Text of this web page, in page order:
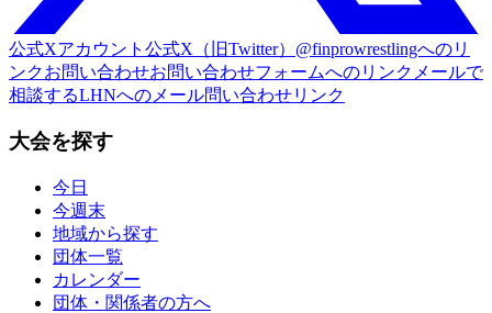
公式Xアカウント 公式X（旧Twitter）@finprowrestlingへのリ
ンクお問い合わせお問い合わせフォームへのリンク メールで
相談するLHNへのメール問い合わせリンク
大会を探す
今日
今週末
地域から探す
団体一覧
カレンダー
団体・関係者の方へ